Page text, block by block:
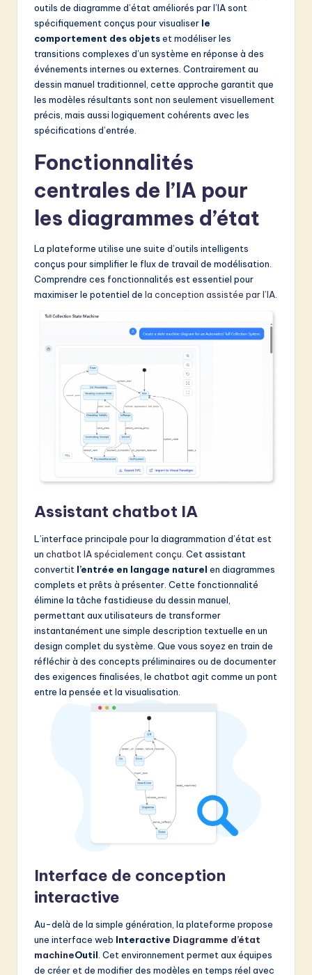
o
ti
o
outils de diagramme d’état améliorés par l’IA sont
spécifiquement conçus pour visualiser le
comportement des objetset modéliser les
transitions complexes d’un système en réponse à des
événements internes ou externes. Contrairement au
dessin manuel traditionnel, cette approche garantit que
les modèles résultants sont non seulement visuellement
précis, mais aussi logiquement cohérents avec les
spécifications d’entrée.
Fonctionnalités
centrales de l’IA pour
les diagrammes d’état
La plateforme utilise une suite d’outils intelligents
conçus pour simplifier le flux de travail de modélisation.
Comprendre ces fonctionnalités est essentiel pour
maximiser le potentiel de la conception assistée par l’IA.
Assistant chatbot IA
L’interface principale pour la diagrammation d’état est
un chatbot IA spécialement conçu . Cet assistant
convertit l’entrée en langage naturel en diagrammes
complets et prêts à présenter. Cette fonctionnalité
élimine la tâche fastidieuse du dessin manuel,
permettant aux utilisateurs de transformer
instantanément une simple description textuelle en un
design complet du système. Que vous soyez en train de
réfléchir à des concepts préliminaires ou de documenter
des exigences finalisées, le chatbot agit comme un pont
entre la pensée et la visualisation.
Interface de conception
interactive
Au-delà de la simple génération, la plateforme propose
une interface web Interactive Diagramme d’état
machineOutil. Cet environnement permet aux équipes
de créer et de modifier des modèles en temps réel avec